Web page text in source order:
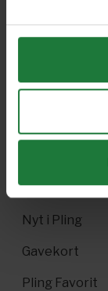
Nyt i Pling
Gavekort
Pling Favorit